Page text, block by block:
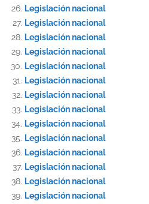
Legislación nacional
Legislación nacional
Legislación nacional
Legislación nacional
Legislación nacional
Legislación nacional
Legislación nacional
Legislación nacional
Legislación nacional
Legislación nacional
Legislación nacional
Legislación nacional
Legislación nacional
Legislación nacional